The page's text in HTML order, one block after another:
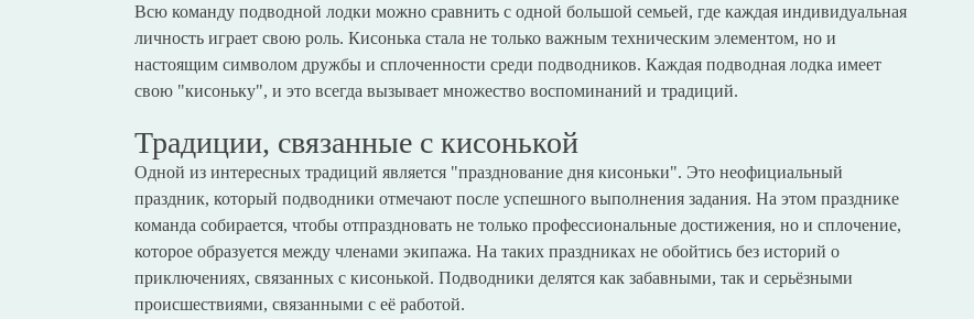
Всю команду подводной лодки можно сравнить с одной большой семьей, где каждая индивидуальная
личность играет свою роль. Кисонька стала не только важным техническим элементом, но и
настоящим символом дружбы и сплоченности среди подводников. Каждая подводная лодка имеет
свою "кисоньку", и это всегда вызывает множество воспоминаний и традиций.
Традиции, связанные с кисонькой
Одной из интересных традиций является "празднование дня кисоньки". Это неофициальный
праздник, который подводники отмечают после успешного выполнения задания. На этом празднике
команда собирается, чтобы отпраздновать не только профессиональные достижения, но и сплочение,
которое образуется между членами экипажа. На таких праздниках не обойтись без историй о
приключениях, связанных с кисонькой. Подводники делятся как забавными, так и серьёзными
происшествиями, связанными с её работой.